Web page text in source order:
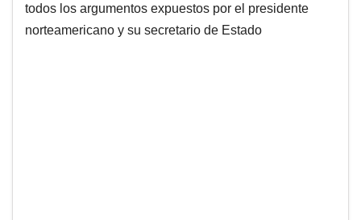
todos los argumentos expuestos por el presidente
norteamericano y su secretario de Estado